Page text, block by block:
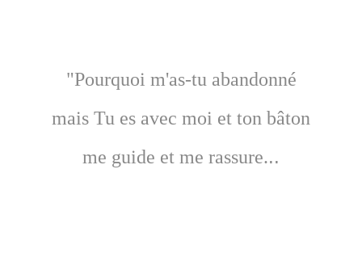
"Pourquoi m'as-tu abandonné
mais Tu es avec moi et ton bâton
me guide et me rassure...